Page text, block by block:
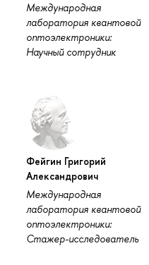
Международная
лаборатория квантовой
оптоэлектроники:
Научный сотрудник
Фейгин Григорий
Александрович
Международная
лаборатория квантовой
оптоэлектроники:
Стажер-исследователь